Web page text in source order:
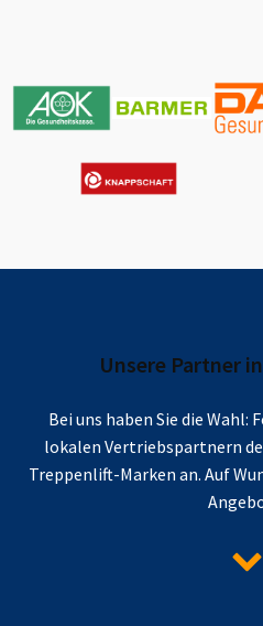
Unsere Partner in
Bei uns haben Sie die Wahl:
lokalen Vertriebspartnern
Treppenlift-Marken an. Auf